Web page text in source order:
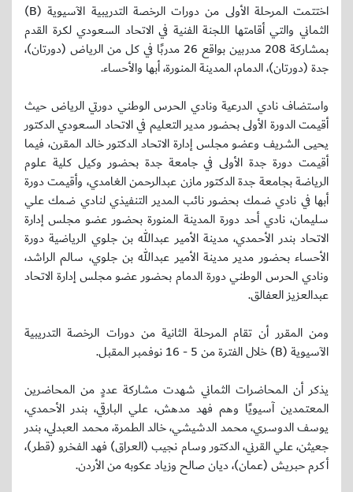
اختتمت المرحلة الأولى من دورات الرخصة التدريبية الآسيوية (B)
الثماني والتي أقامتها اللجنة الفنية في الاتحاد السعودي لكرة القدم
بمشاركة 208 مدربين بواقع 26 مدربًا في كل من الرياض (دورتان)،
جدة (دورتان)، الدمام، المدينة المنورة، أبها والأحساء.
واستضاف نادي الدرعية ونادي الحرس الوطني دورتي الرياض حيث
أقيمت الدورة الأولى بحضور مدير التعليم في الاتحاد السعودي الدكتور
يحيى الشريف وعضو مجلس إدارة الاتحاد الدكتور خالد المقرن، فيما
أقيمت دورة جدة الأولى في جامعة جدة بحضور وكيل كلية علوم
الرياضة بجامعة جدة الدكتور مازن عبدالرحمن الغامدي، وأقيمت دورة
أبها في نادي ضمك بحضور نائب المدير التنفيذي لنادي ضمك علي
سليمان، نادي أحد دورة المدينة المنورة بحضور عضو مجلس إدارة
الاتحاد بندر الأحمدي، مدينة الأمير عبدالله بن جلوي الرياضية دورة
الأحساء بحضور مدير مدينة الأمير عبدالله بن جلوي، سالم الراشد،
ونادي الحرس الوطني دورة الدمام بحضور عضو مجلس إدارة الاتحاد
عبدالعزيز العفالق.
ومن المقرر أن تقام المرحلة الثانية من دورات الرخصة التدريبية
الآسيوية (B) خلال الفترة من 5 - 16 نوفمبر المقبل.
يذكر أن المحاضرات الثماني شهدت مشاركة عددٍ من المحاضرين
المعتمدين آسيويًا وهم فهد مدهش، علي البارقي، بندر الأحمدي،
يوسف الدوسري، محمد الدشيشي، خالد الطمرة، محمد العبدلي، بندر
جعيثن، علي القرني، الدكتور وسام نجيب (العراق) فهد الفخرو (قطر)،
أكرم حبريش (عمان)، ديان صالح وزياد عكوبه من الأردن.